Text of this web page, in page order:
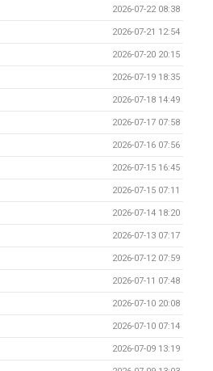
2026-07-22 08:38
2026-07-21 12:54
2026-07-20 20:15
2026-07-19 18:35
2026-07-18 14:49
2026-07-17 07:58
2026-07-16 07:56
2026-07-15 16:45
2026-07-15 07:11
2026-07-14 18:20
2026-07-13 07:17
2026-07-12 07:59
2026-07-11 07:48
2026-07-10 20:08
2026-07-10 07:14
2026-07-09 13:19